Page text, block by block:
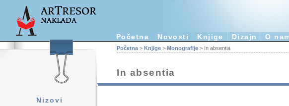
Početna Novosti Knjige Dizajn O
Nizovi
Početna > Knjige > Monografije > In absentia
In absentia